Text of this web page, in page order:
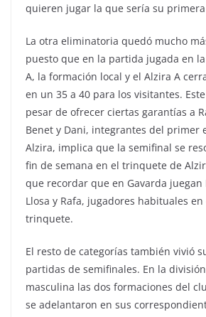
quieren jugar la que sería su
La otra eliminatoria quedó mucho
puesto que en la partida jugada en
A, la formación local y el Alzira A
en un 35 a 40 para los visitantes.
pesar de ofrecer ciertas garantías a
Benet y Dani, integrantes del primer
Alzira, implica que la semifinal se
fin de semana en el trinquete de
que recordar que en Gavarda juegan
Llosa y Rafa, jugadores habituales
trinquete.
El resto de categorías también vivió
partidas de semifinales. En la
masculina las dos formaciones del
se adelantaron en sus